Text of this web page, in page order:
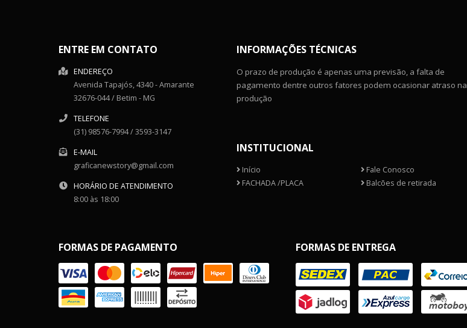
ENTRE EM CONTATO
ENDEREÇO
Avenida Tapajós, 4340- Amarante
32676-044/ Betim - MG
TELEFONE
(31) 98576-7994 / 3593-3147
E-MAIL
graficanewstory@gmail.com
HORÁRIO DE ATENDIMENTO
8:00 às 18:00
INFORMAÇÕES TÉCNICAS
O prazo de produção é apenas uma previsão, a falta de
pagamento dentre outros fatores podem ocasionar atraso na
produção
INSTITUCIONAL
Início
Fale Conosco
FACHADA /PLACA
Balcões de retirada
FORMAS DE PAGAMENTO FORMAS DE ENTREGA